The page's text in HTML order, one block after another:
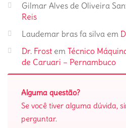
Gilmar Alves de Oliveira
Reis
Laudemar bras fa silva em
Dr. Frost em Técnico
de Caruari – Pernambuco
Alguma questão?
Se você tiver alguma dúvida,
perguntar.